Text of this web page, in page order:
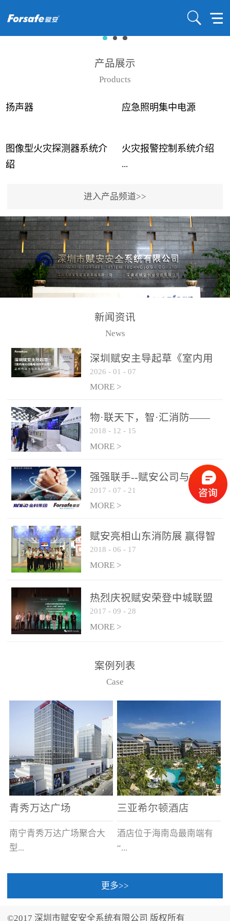
产品展示
Products
扬声器 应急照明集中电源
图像型火灾探测器系统介
绍
...
事故频发，传统的火灾探
测方法已无法满足要求。
尤其是目前众多的大型影
剧院、会议展览中心、体
育馆、大型仓库和隧道空
间等，其建筑结构特殊、
火灾隐患多。一旦发生火
传统的火灾关测器无法被
及时缺发，不能及早发现
和有效扑救火火，这不仅
力和闲难，同时也将造成
巨大的经济损失和社会影
响，基至还会造成人员伤
亡。图像型火灾探测器正
是针对这种高大空间建筑
物的消防设施、设备通过
现场图像的实时获取、预
处理和特征提取分析，实
现火焰的跟踪和识别。能
更早的进行预警，达到早
报早防的效果。 系统构
成示意图： 图像型火灾
和监控端两大部分组成。
两者之间通过以太网相
联，一台监控主机最多可
从监控主机上获取，最多
只能接6台，超过的需从现
火灾报警控制系统介绍
...
用了具有仲裁机制和冗余
校验的总线传输技术、线
路状态检测与保护技术、
后向光电感烟探测技术、
高可靠的系统抗干扰技术
等多项专利技术和专有技
警领域三十多年技术积累
和工程实践的结晶。
进入产品频道>>
新闻资讯
News
深圳赋安主导起草《室内用
光动能电池技术规程》 正式
布局光伏新能源产业
2026 - 01 - 07
MORE >
物·联天下，智·汇消防——
赋安F&S 2018上海消防展圆
满落幕
2018 - 12 - 15
MORE >
强强联手--赋安公司与金科
集团达成战略合作协议
2017 - 07 - 21
MORE >
赋安亮相山东消防展 赢得智
慧消防新荣耀
2018 - 06 - 17
MORE >
热烈庆祝赋安荣登中城联盟
联合采购战略合作平台
2017 - 09 - 28
MORE >
案例列表
Case
青秀万达广场
南宁青秀万达广场聚合大
型...
三亚希尔顿酒店
酒店位于海南岛最南端有
“...
中国的海岛天堂”之美称的
更多>>
©2017 深圳市赋安安全系统有限公司 版权所有